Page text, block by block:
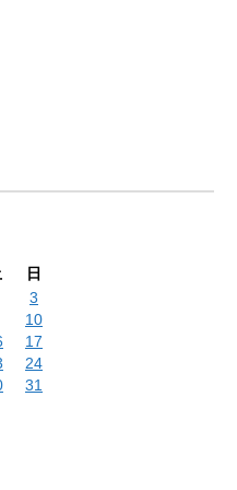
日
3
10
17
24
31